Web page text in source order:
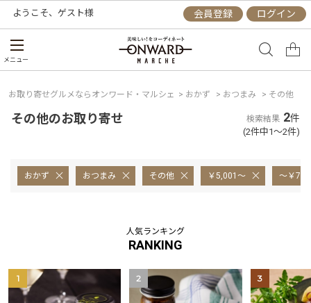
ようこそ、 ゲスト様 会員登録 ログイン
メニュー
お取り寄せグルメならオンワード・マルシェ > おかず > おつまみ > その他
その他のお取り寄せ 検索結果 2件
(2件中1～2件)
おかず おつまみ その他 ￥5,001～ ～￥
人気ランキング
RANKING
1 2 3